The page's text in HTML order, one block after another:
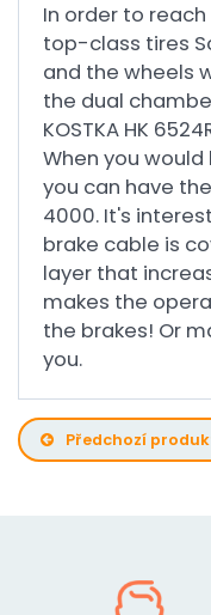
In order to
top-class tires
and the wheels
the dual
KOSTKA HK
When you
you can have
4000. It's
brake cable is
layer that
makes the
the brakes! Or
you.
Předchozí